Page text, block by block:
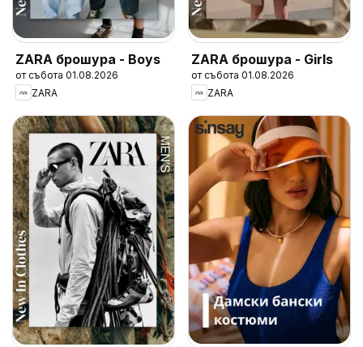
ZARA брошура - Boys
от събота 01.08.2026
ZARA
ZARA брошура - Girls
от събота 01.08.2026
ZARA